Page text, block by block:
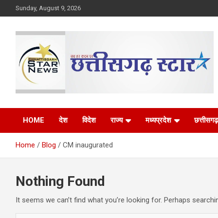
to
Sunday, August 9, 2026
Chhattisgarh Star
HOME देश विदेश राज्य मध्यप्रदेश छत्तीसगढ़
Home Blog CM inaugurated
Nothing Found
It seems we can’t find what you’re looking for. Perhaps